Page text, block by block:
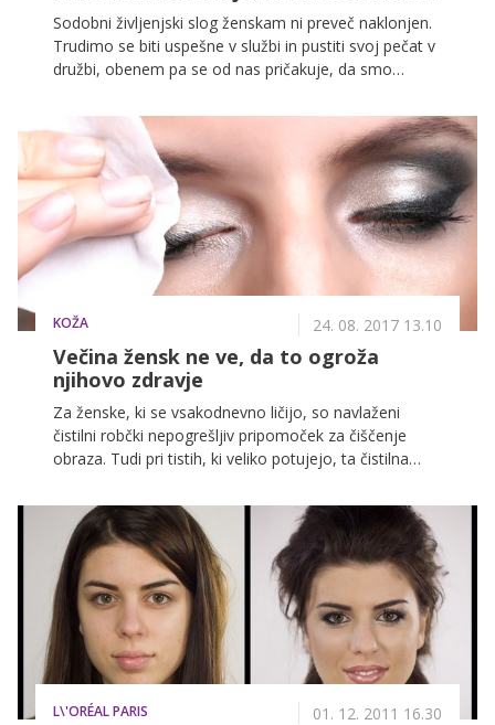
Sodobni življenjski slog ženskam ni preveč naklonjen.
Trudimo se biti uspešne v službi in pustiti svoj pečat v
družbi, obenem pa se od nas pričakuje, da smo
gospodinje. Dan ima pogosto premalo ur, da bi storile
vse, kar si naložimo, zato nam prav pride popolnoma
vsak nasvet in trik, ki nam olajša delo in življenje. Še
posebej pri pospravljanju in čiščenju!
KOŽA 24. 08. 2017 13.10
Večina žensk ne ve, da to ogroža
njihovo zdravje
Za ženske, ki se vsakodnevno ličijo, so navlaženi
čistilni robčki nepogrešljiv pripomoček za čiščenje
obraza. Tudi pri tistih, ki veliko potujejo, ta čistilna
se zdijo na prvi pogled popolnoma nedolžni, so po
mnenju dermatologov lahko krivi za marsikatero
nevšečnost.
L\'ORÉAL PARIS 01. 12. 2011 16.30